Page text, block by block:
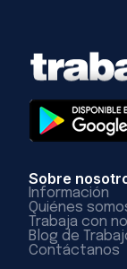
Sobre
Información
Quiénes
Trabaja con
Blog de
Contáctanos